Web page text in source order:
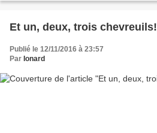
Et un, deux, trois chevreuils!
Publié le 12/11/2016 à 23:57
Par Ionard